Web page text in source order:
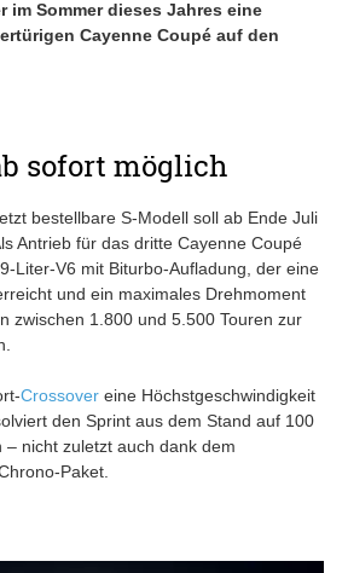
im Sommer dieses Jahres eine
Cayenne Coupé auf den
sofort möglich
bestellbare S-Modell soll ab Ende Juli
Antrieb für das dritte Cayenne Coupé
Liter-V6 mit Biturbo-Aufladung, der eine
und ein maximales Drehmoment
zwischen 1.800 und 5.500 Touren zur
Crossover eine Höchstgeschwindigkeit
den Sprint aus dem Stand auf 100
– nicht zuletzt auch dank dem
Paket.